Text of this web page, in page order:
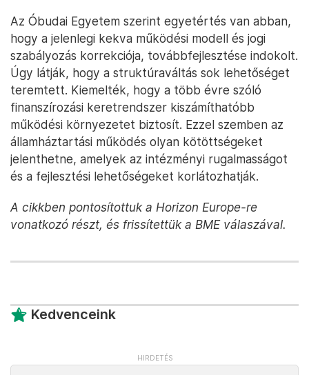
Az Óbudai Egyetem szerint egyetértés van abban,
hogy a jelenlegi kekva működési modell és jogi
szabályozás korrekciója, továbbfejlesztése indokolt.
Úgy látják, hogy a struktúraváltás sok lehetőséget
teremtett. Kiemelték, hogy a több évre szóló
finanszírozási keretrendszer kiszámíthatóbb
működési környezetet biztosít. Ezzel szemben az
államháztartási működés olyan kötöttségeket
jelenthetne, amelyek az intézményi rugalmasságot
és a fejlesztési lehetőségeket korlátozhatják.
A cikkben pontosítottuk a Horizon Europe-re
vonatkozó részt, és frissítettük a BME válaszával.
Kedvenceink